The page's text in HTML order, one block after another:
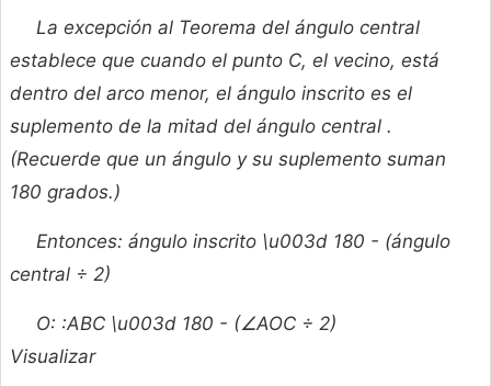
La excepción al Teorema del ángulo central
establece que cuando el punto C, el vecino, está
dentro del arco menor, el ángulo inscrito es el
suplemento de la mitad del ángulo central .
(Recuerde que un ángulo y su suplemento suman
180 grados.)
Entonces: ángulo inscrito \u003d 180 - (ángulo
central ÷ 2)
O: :ABC \u003d 180 - (∠AOC ÷ 2)
Visualizar